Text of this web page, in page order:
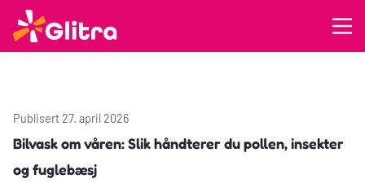
Publisert 27. april 2026
Bilvask om våren: Slik håndterer du pollen, insekter
og fuglebæsj